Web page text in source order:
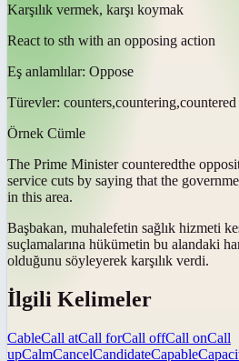
Karşılık vermek, karşı koymak
React to sth with an opposing action
Eş anlamlılar: Oppose
Türevler: counters,countering,countered
Örnek Cümle
The Prime Minister counteredthe
service cuts by saying that the
in this area.
Başbakan, muhalefetin sağlık hizmeti
suçlamalarına hükümetin bu alandaki
olduğunu söyleyerek karşılık verdi.
İlgili Kelimeler
CableCall atCall forCall offCall onCall
upCalmCancelCandidateCapable